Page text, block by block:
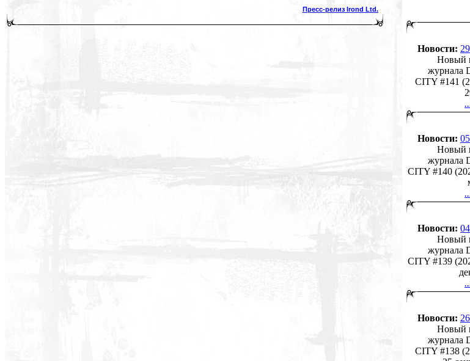
Пресс-релиз Irond Ltd.
Новости:
Новый
журнала
CITY #141
Новости:
Новый
журнала
CITY #140
Новости:
Новый
журнала
CITY #139
Новости:
Новый
журнала
CITY #138